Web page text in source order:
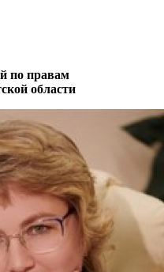
по правам
области